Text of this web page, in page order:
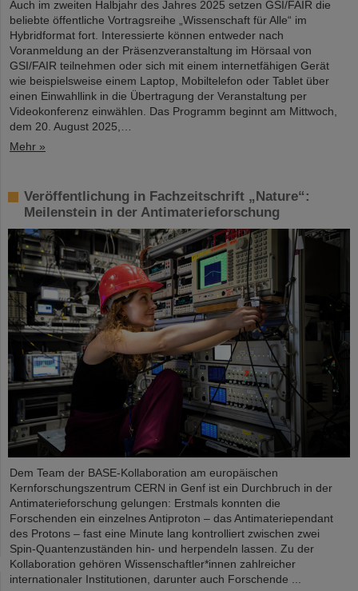
Auch im zweiten Halbjahr des Jahres 2025 setzen GSI/FAIR die
beliebte öffentliche Vortragsreihe „Wissenschaft für Alle“ im
Hybridformat fort. Interessierte können entweder nach
Voranmeldung an der Präsenzveranstaltung im Hörsaal von
GSI/FAIR teilnehmen oder sich mit einem internetfähigen Gerät
wie beispielsweise einem Laptop, Mobiltelefon oder Tablet über
einen Einwahllink in die Übertragung der Veranstaltung per
Videokonferenz einwählen. Das Programm beginnt am Mittwoch,
dem 20. August 2025,…
Mehr »
Veröffentlichung in Fachzeitschrift „Nature“:
Meilenstein in der Antimaterieforschung
Dem Team der BASE-Kollaboration am europäischen
Kernforschungszentrum CERN in Genf ist ein Durchbruch in der
Antimaterieforschung gelungen: Erstmals konnten die
Forschenden ein einzelnes Antiproton – das Antimateriependant
des Protons – fast eine Minute lang kontrolliert zwischen zwei
Spin-Quantenzuständen hin- und herpendeln lassen. Zu der
Kollaboration gehören Wissenschaftler*innen zahlreicher
internationaler Institutionen, darunter auch Forschende ...